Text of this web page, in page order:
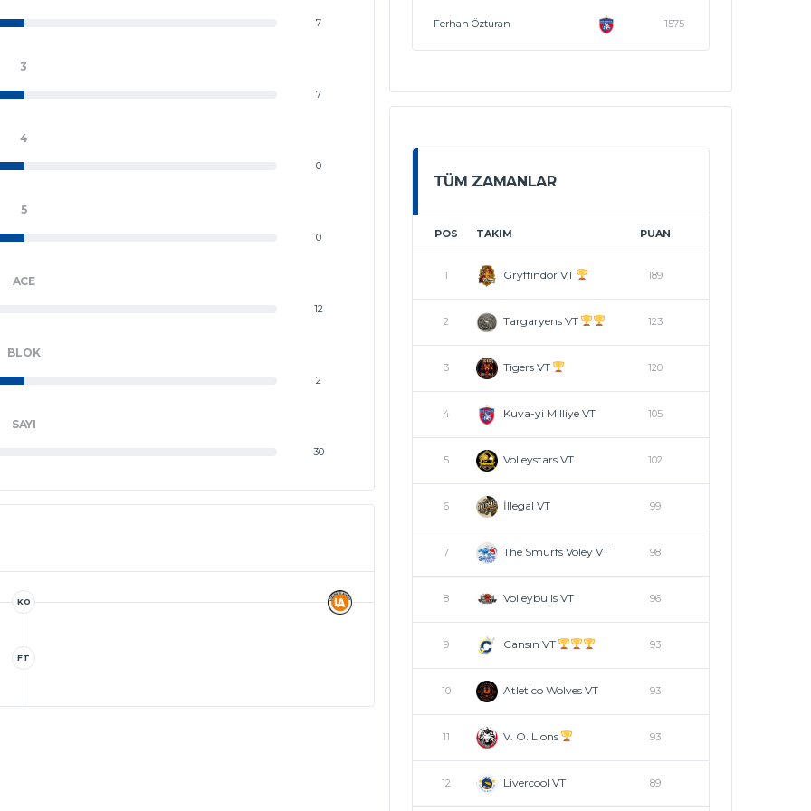
7
3
7
4
0
5
0
ACE
12
BLOK
2
SAYI
30
KO
FT
Ferhan Özturan 1575
TÜM ZAMANLAR
POS TAKIM PUAN
1 Gryffindor VT 189
2 Targaryens VT 123
3 Tigers VT 120
4 Kuva-yi Milliye VT 105
5 Volleystars VT 102
6 İllegal VT 99
7 The Smurfs Voley VT 98
8 Volleybulls VT 96
9 Cansın VT 93
10 Atletico Wolves VT 93
11 V. O. Lions 93
12 Livercool VT 89